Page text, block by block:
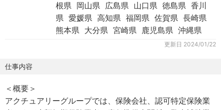
根県 岡山県 広島県 山口県 徳島県 香川
県 愛媛県 高知県 福岡県 佐賀県 長崎県
熊本県 大分県 宮崎県 鹿児島県 沖縄県
更新日 2024/01/22
仕事内容
＜概要＞
アクチュアリーグループでは、保険会社、認可特定保険業